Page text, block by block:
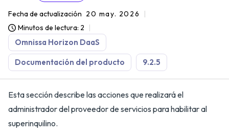
Fecha de actualización 20 may. 2026
Minutos de lectura: 2
Omnissa Horizon DaaS
Documentación del producto 9.2.5
Esta sección describe las acciones que realizará el
administrador del proveedor de servicios para habilitar al
superinquilino.